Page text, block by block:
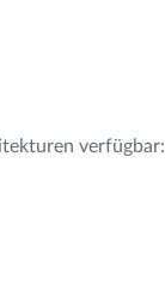
verfügbar: